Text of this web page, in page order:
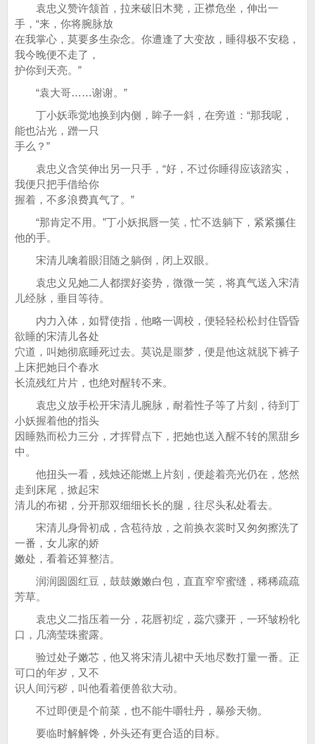
袁忠义赞许颔首，拉来破旧木凳，正襟危坐，伸出一
手，“来，你将腕脉放
在我掌心，莫要多生杂念。你遭逢了大变故，睡得极不安稳，
我今晚便不走了，
护你到天亮。”
“袁大哥……谢谢。”
丁小妖乖觉地换到内侧，眸子一斜，在旁道：“那我呢，
能也沾光，蹭一只
手么？”
袁忠义含笑伸出另一只手，“好，不过你睡得应该踏实，
我便只把手借给你
握着，不多浪费真气了。”
“那肯定不用。”丁小妖抿唇一笑，忙不迭躺下，紧紧攥住
他的手。
宋清儿噙着眼泪随之躺倒，闭上双眼。
袁忠义见她二人都摆好姿势，微微一笑，将真气送入宋清
儿经脉，垂目等待。
内力入体，如臂使指，他略一调校，便轻轻松松封住昏昏
欲睡的宋清儿各处
穴道，叫她彻底睡死过去。莫说是噩梦，便是他这就脱下裤子
上床把她日个春水
长流残红片片，也绝对醒转不来。
袁忠义放手松开宋清儿腕脉，耐着性子等了片刻，待到丁
小妖握着他的指头
因睡熟而松力三分，才挥臂点下，把她也送入醒不转的黑甜乡
中。
他扭头一看，残烛还能燃上片刻，便趁着亮光仍在，悠然
走到床尾，掀起宋
清儿的布裙，分开那双细细长长的腿，往尽头私处看去。
宋清儿身骨初成，含苞待放，之前换衣裳时又匆匆擦洗了
一番，女儿家的娇
嫩处，看着还算整洁。
润润圆圆红豆，鼓鼓嫩嫩白包，直直窄窄蜜缝，稀稀疏疏
芳草。
袁忠义二指压着一分，花唇初绽，蕊穴骤开，一环皱粉牝
口，几滴莹珠蜜露。
验过处子嫩芯，他又将宋清儿裙中天地尽数打量一番。正
可口的年岁，又不
识人间污秽，叫他看着便兽欲大动。
不过即便是个前菜，也不能牛嚼牡丹，暴殄天物。
要临时解解馋，外头还有更合适的目标。